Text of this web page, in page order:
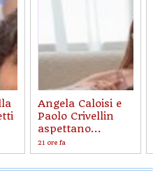
Angela Caloisi e
Paolo Crivellin
aspettano...
21 ore fa